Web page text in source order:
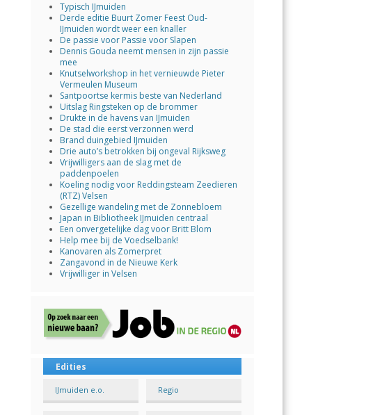
Typisch IJmuiden
Derde editie Buurt Zomer Feest Oud-
IJmuiden wordt weer een knaller
De passie voor Passie voor Slapen
Dennis Gouda neemt mensen in zijn passie
mee
Knutselworkshop in het vernieuwde Pieter
Vermeulen Museum
Santpoortse kermis beste van Nederland
Uitslag Ringsteken op de brommer
Drukte in de havens van IJmuiden
De stad die eerst verzonnen werd
Brand duingebied IJmuiden
Drie auto’s betrokken bij ongeval Rijksweg
Vrijwilligers aan de slag met de
paddenpoelen
Koeling nodig voor Reddingsteam Zeedieren
(RTZ) Velsen
Gezellige wandeling met de Zonnebloem
Japan in Bibliotheek IJmuiden centraal
Een onvergetelijke dag voor Britt Blom
Help mee bij de Voedselbank!
Kanovaren als Zomerpret
Zangavond in de Nieuwe Kerk
Vrijwilliger in Velsen
Edities
IJmuiden e.o. Regio